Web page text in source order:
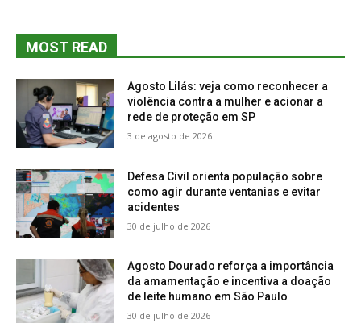
MOST READ
Agosto Lilás: veja como reconhecer a
violência contra a mulher e acionar a
rede de proteção em SP
3 de agosto de 2026
Defesa Civil orienta população sobre
como agir durante ventanias e evitar
acidentes
30 de julho de 2026
Agosto Dourado reforça a importância
da amamentação e incentiva a doação
de leite humano em São Paulo
30 de julho de 2026